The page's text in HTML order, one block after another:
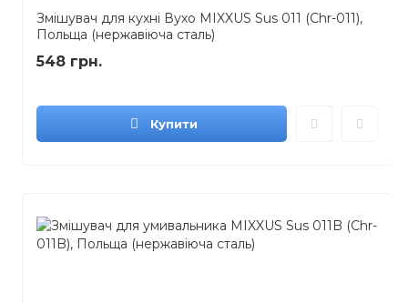
Змішувач для кухні Вухо MIXXUS Sus 011 (Chr-011),
Польща (нержавіюча сталь)
548 грн.
Купити